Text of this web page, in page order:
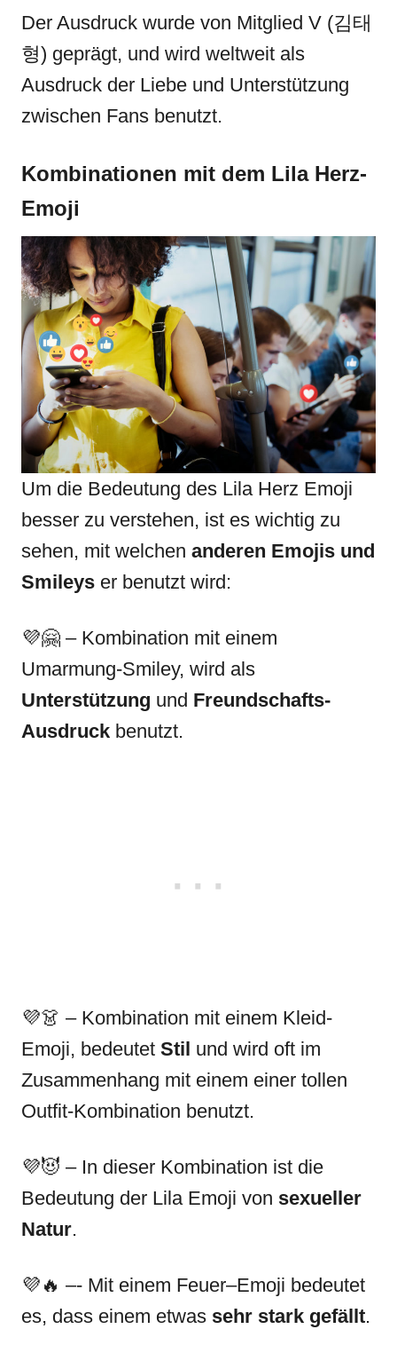
Der Ausdruck wurde von Mitglied V (김태
형) geprägt, und wird weltweit als
Ausdruck der Liebe und Unterstützung
zwischen Fans benutzt.
Kombinationen mit dem Lila Herz-
Emoji
Um die Bedeutung des Lila Herz Emoji
besser zu verstehen, ist es wichtig zu
sehen, mit welchen anderen Emojis und
Smileys er benutzt wird:
​💜​🤗​ – Kombination mit einem
Umarmung-Smiley, wird als
Unterstützung und Freundschafts-
Ausdruck benutzt.
💜👗 – Kombination mit einem Kleid-
Emoji, bedeutet Stil und wird oft im
Zusammenhang mit einem einer tollen
Outfit-Kombination benutzt.
💜😈 – In dieser Kombination ist die
Bedeutung der Lila Emoji von sexueller
Natur.
💜🔥 –- Mit einem Feuer–Emoji bedeutet
es, dass einem etwas sehr stark gefällt.